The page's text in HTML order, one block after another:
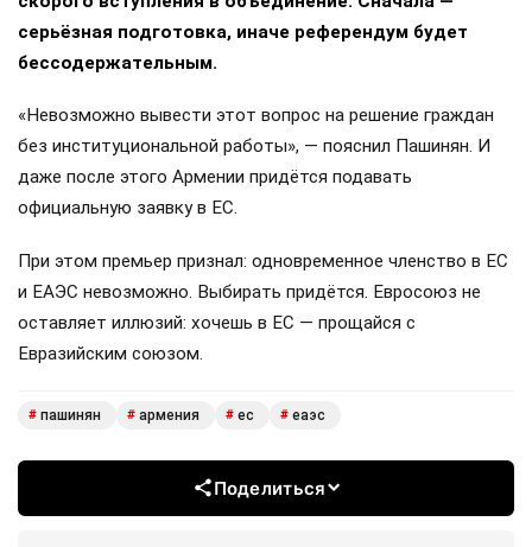
серьёзная подготовка, иначе референдум будет
бессодержательным.
«Невозможно вывести этот вопрос на решение граждан
без институциональной работы», — пояснил Пашинян. И
даже после этого Армении придётся подавать
официальную заявку в ЕС.
При этом премьер признал: одновременное членство в ЕС
и ЕАЭС невозможно. Выбирать придётся. Евросоюз не
оставляет иллюзий: хочешь в ЕС — прощайся с
Евразийским союзом.
# пашинян # армения # ес # еаэс
Поделиться